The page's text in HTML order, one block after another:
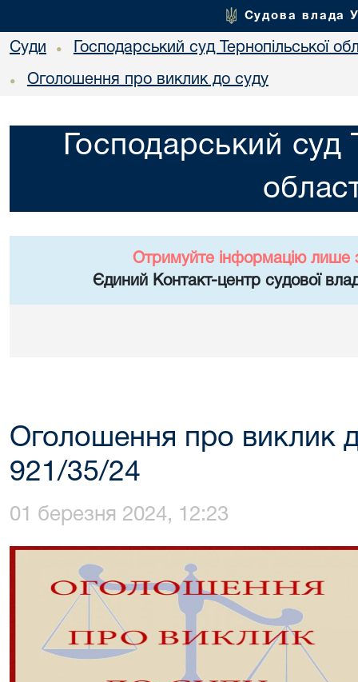
Судова влада
Суди • Господарський суд Тернопільської
• Оголошення про виклик до суду
Господарський суд
Отримуйте інформацію лише
Єдиний Контакт-центр судової
Оголошення про виклик
921/35/24
01 березня 2024, 12:23